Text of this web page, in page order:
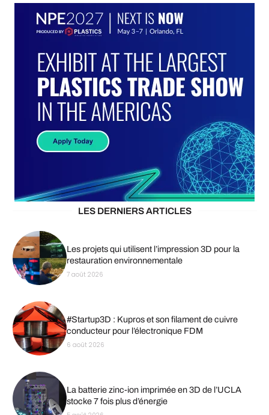
LES DERNIERS ARTICLES
Les projets qui utilisent l’impression 3D pour la
restauration environnementale
7 août 2026
#Startup3D : Kupros et son filament de cuivre
conducteur pour l’électronique FDM
6 août 2026
La batterie zinc-ion imprimée en 3D de l’UCLA
stocke 7 fois plus d’énergie